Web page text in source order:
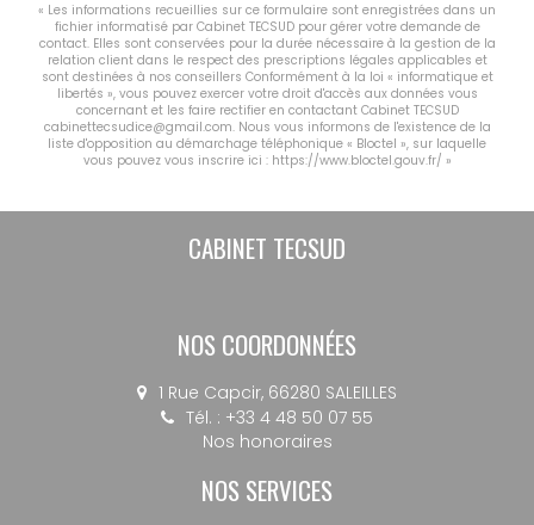
« Les informations recueillies sur ce formulaire sont enregistrées dans un
fichier informatisé par Cabinet TECSUD pour gérer votre demande de
contact. Elles sont conservées pour la durée nécessaire à la gestion de la
relation client dans le respect des prescriptions légales applicables et
sont destinées à nos conseillers Conformément à la loi « informatique et
libertés », vous pouvez exercer votre droit d'accès aux données vous
concernant et les faire rectifier en contactant Cabinet TECSUD
cabinettecsudice@gmail.com. Nous vous informons de l'existence de la
liste d'opposition au démarchage téléphonique « Bloctel », sur laquelle
vous pouvez vous inscrire ici : https://www.bloctel.gouv.fr/ »
CABINET TECSUD
NOS COORDONNÉES
1 Rue Capcir, 66280 SALEILLES
Tél. : +33 4 48 50 07 55
Nos honoraires
NOS SERVICES